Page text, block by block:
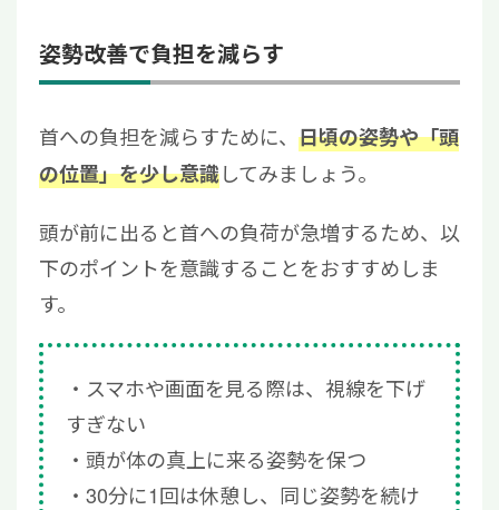
姿勢改善で負担を減らす
首への負担を減らすために、 日頃の姿勢や「頭
の位置」を少し意識してみましょう。
頭が前に出ると首への負荷が急増するため、以
下のポイントを意識することをおすすめしま
す。
スマホや画面を見る際は、視線を下げ
すぎない
頭が体の真上に来る姿勢を保つ
30分に1回は休憩し、同じ姿勢を続け